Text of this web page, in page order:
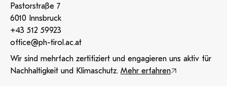
Pastorstraße 7
6010 Innsbruck
+43 512 59923
office@ph-tirol.ac.at
Wir sind mehrfach zertifiziert und engagieren uns aktiv für
Nachhaltigkeit und Klimaschutz. Mehr erfahren